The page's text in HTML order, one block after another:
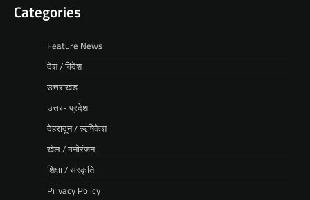
Categories
Feature News
देश / विदेश
उत्तराखंड
उत्तर- प्रदेश
देहरादून / ऋषिकेश
खेल / मनोरंजन
शिक्षा / संस्कृति
Privacy Policy